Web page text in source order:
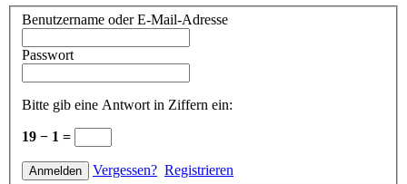
Benutzername oder E-Mail-Adresse
Passwort
Bitte gib eine Antwort in Ziffern ein:
19 − 1 =
Vergessen? Registrieren